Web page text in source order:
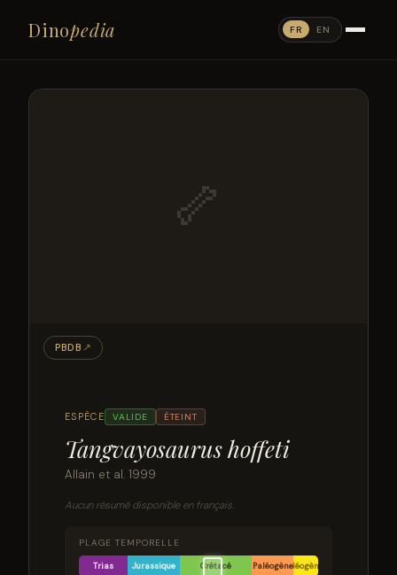
Dinopedia FR EN
ESPÈCE VALIDE ÉTEINT
Tangvayosaurus hoffeti
Allain et al. 1999
Aucun résumé disponible en français.
PLAGE TEMPORELLE
Trias Jurassique Crétacé PaléogèneNéogène
🦴
PBDB ↗